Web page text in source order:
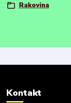
Rakovina
Kontakt